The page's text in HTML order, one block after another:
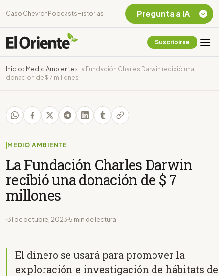
Caso Chevron Podcasts Historias
Suscribirse
Inicio › Medio Ambiente ›
La Fundación Charles Darwin recibió una
donación de $ 7 millones
MEDIO AMBIENTE
La Fundación Charles Darwin
recibió una donación de $ 7
millones
31 de octubre, 2023 5 min de lectura
El dinero se usará para promover la
exploración e investigación de hábitats de
Pregunta a IA
Chevron Ecuador